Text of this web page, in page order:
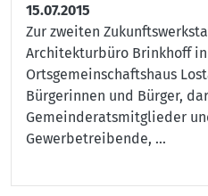
15.07.2015
Zur zweiten
Architekturbüro Brinkhoff
Ortsgemeinschaftshaus
Bürgerinnen und Bürger,
Gemeinderatsmitglieder
Gewerbetreibende, ...